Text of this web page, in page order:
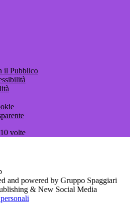
il Pubblico
volte
and powered by Gruppo Spaggiari
& New Social Media